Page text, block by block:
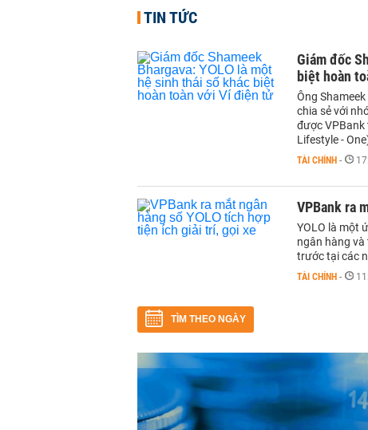
TIN TỨC
Giám đốc
biệt hoàn
Ông
chia sẻ với
được VPBank
Lifestyle -
TÀI CHÍNH -
VPBank ra
YOLO là một
ngân hàng
trước tại các
TÀI CHÍNH -
TÌM THEO NGÀY